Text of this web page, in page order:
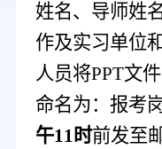
姓名、导师姓名
作及实习单位和
人员将PPT文
命名为：报考
午11 时前发至